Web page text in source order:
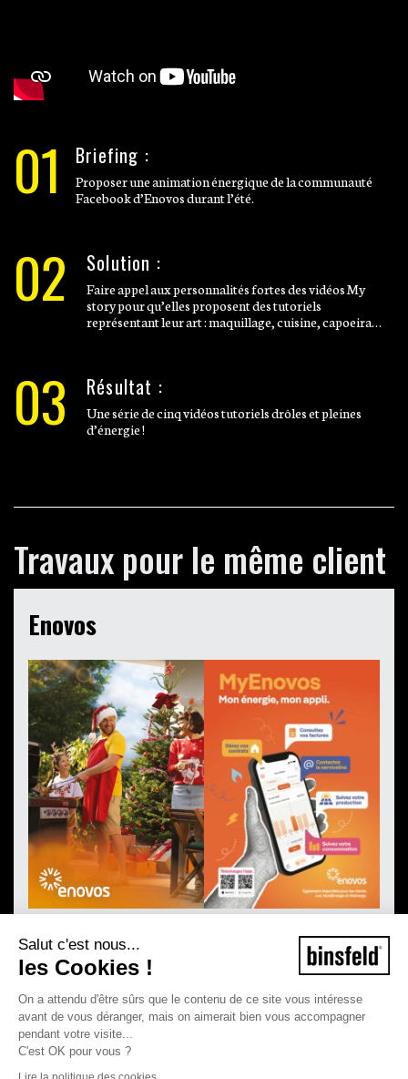
Salut c'est nous...
les Cookies !
On a attendu d'être sûrs que le contenu de ce site vous intéresse
avant de vous déranger, mais on aimerait bien vous accompagner
pendant votre visite...
C'est OK pour vous ?
01 Briefing :
Proposer une animation énergique de la communauté
Facebook d’Enovos durant l’été.
02 Solution :
Faire appel aux personnalités fortes des vidéos My
story pour qu’elles proposent des tutoriels
représentant leur art : maquillage, cuisine, capoeira…
03 Résultat :
Une série de cinq vidéos tutoriels drôles et pleines
d’énergie !
Travaux pour le même client
Enovos